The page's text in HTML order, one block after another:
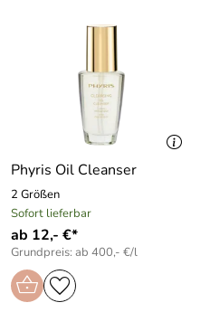
Phyris Oil Cleanser
2 Größen
Sofort lieferbar
ab 12,- €*
Grundpreis: ab 400,- €/l